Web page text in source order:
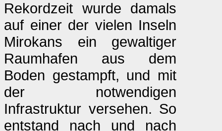
Rekordzeit wurde damals
auf einer der vielen Inseln
Mirokans ein gewaltiger
Raumhafen aus dem
Boden gestampft, und mit
der notwendigen
Infrastruktur versehen. So
entstand nach und nach